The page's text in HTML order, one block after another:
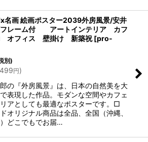
名画 絵画ポスター2039外房風景/安井
フレーム付 アートインテリア カフ
オフィス 壁掛け 新築祝 [pro-
別)
円)
の『外房風景』は、日本の自然美を大
表現した作品。モダンな空間やカフェ
アとしても最適なポスターです。□
オリジナル商品は全品、全国（沖縄、
どこでもでお届…